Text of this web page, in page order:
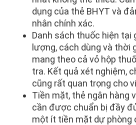
dụng của thẻ BHYT và
nhân chính xác.
Danh sách thuốc hiện tại
lượng, cách dùng và thời
mang theo cả vỏ hộp
tra. Kết quả xét nghiệm,
cũng rất quan trọng cho
Tiền mặt, thẻ ngân hàng
cần được chuẩn bị đầy
một ít tiền mặt dự phòng